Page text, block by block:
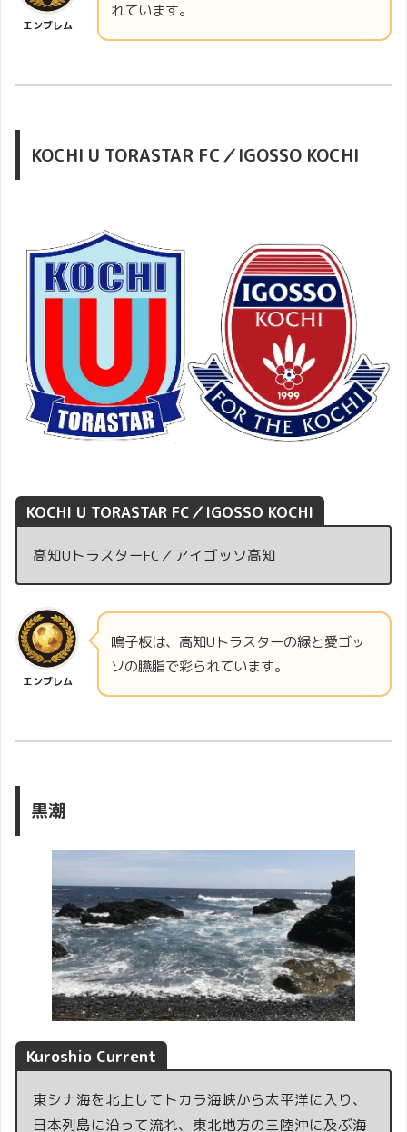
エンブレム
れています。
KOCHI U TORASTAR FC／IGOSSO KOCHI
KOCHI U TORASTAR FC／IGOSSO KOCHI
高知UトラスターFC／アイゴッソ高知
エンブレム
鳴子板は、高知Uトラスターの緑と愛ゴッ
ソの臙脂で彩られています。
黒潮
Kuroshio Current
東シナ海を北上してトカラ海峡から太平洋に入り、
日本列島に沿って流れ、東北地方の三陸沖に及ぶ海